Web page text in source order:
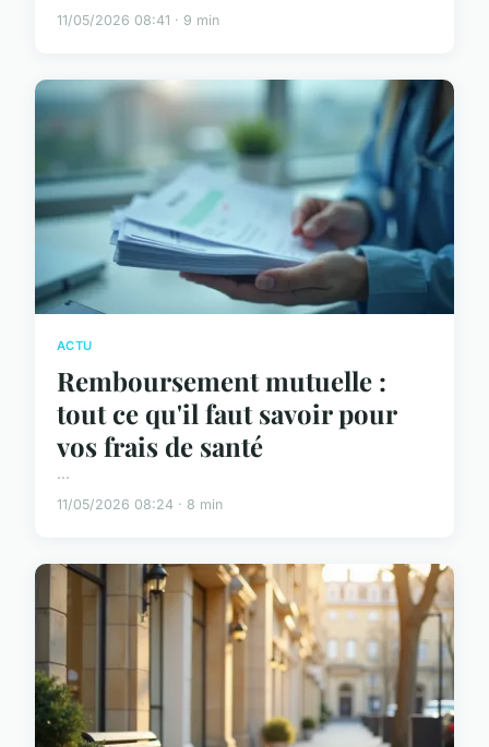
11/05/2026 08:41 · 9 min
ACTU
Remboursement mutuelle :
tout ce qu'il faut savoir pour
vos frais de santé
...
11/05/2026 08:24 · 8 min